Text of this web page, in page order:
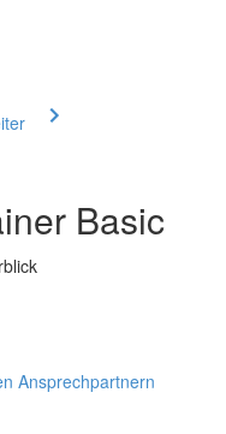
Basic
Ansprechpartnern